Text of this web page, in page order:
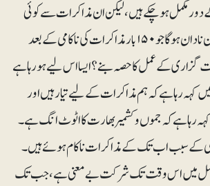
کے دور مکمل ہو چکے ہیں، لیکن ان مذاکرات سے کوئی
نتیجہ برآمد نہیں ہوا۔ کون نادان ہو گا جو ۱۵۰ بار مذاکرات کی ناکامی کے بعد
گزاری کے عمل کا حصہ بنے؟ ایسا اس لیے ہورہا ہے
رہا ہے کہ ہم مذاکرات کے لیے تیار ہیں اور
ہے کہ جموں وکشمیر بھارت کا اٹوٹ انگ ہے۔
کے سبب اب تک کے مذاکرات ناکام ہوئے ہیں۔
عمل میں اس وقت تک شرکت بے معنی ہے، جب تک